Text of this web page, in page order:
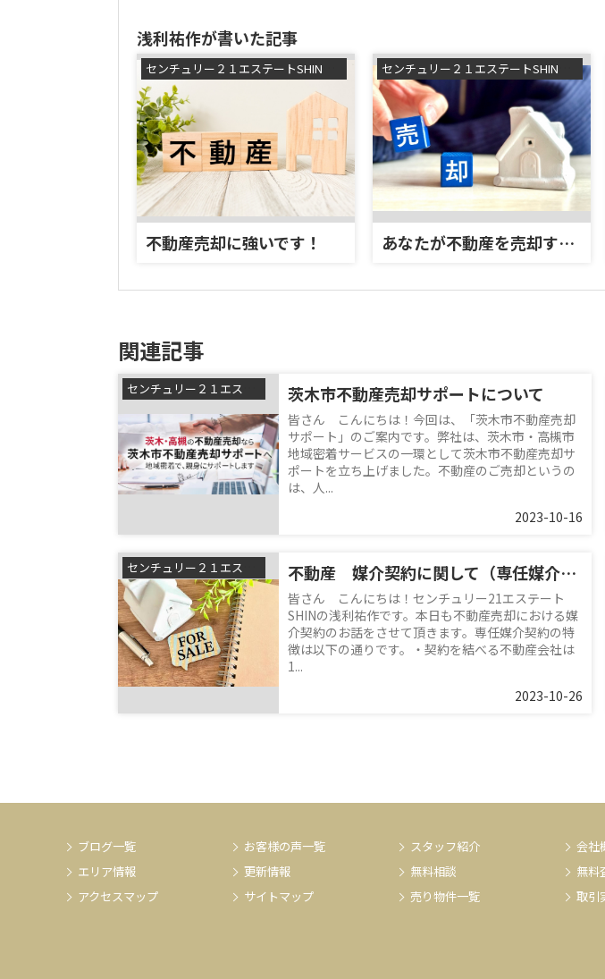
浅利祐作が書いた記事
不動産売却に強いです！ あなたが不動産を売却する理由
関連記事
茨木市不動産売却サポートについて
皆さん こんにちは！今回は、「茨木市不動産売却
サポート」のご案内です。弊社は、茨木市・高槻市
地域密着サービスの一環として茨木市不動産売却サ
ポートを立ち上げました。不動産のご売却というの
は、人...
2023-10-16
不動産 媒介契約に関して（専任媒介契約）
皆さん こんにちは！センチュリー21エステート
SHINの浅利祐作です。本日も不動産売却における媒
介契約のお話をさせて頂きます。専任媒介契約の特
徴は以下の通りです。・契約を結べる不動産会社は
1...
2023-10-26
ブログ一覧
エリア情報
アクセスマップ
お客様の声一覧
更新情報
サイトマップ
スタッフ紹介
無料相談
売り物件一覧
会社
無料
取引